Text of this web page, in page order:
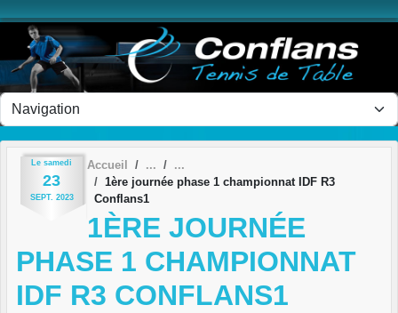
Le samedi
23
SEPT. 2023
Accueil
1ère journée phase 1 championnat IDF R3
Conflans1
1ÈRE JOURNÉE
PHASE 1 CHAMPIONNAT
IDF R3 CONFLANS1